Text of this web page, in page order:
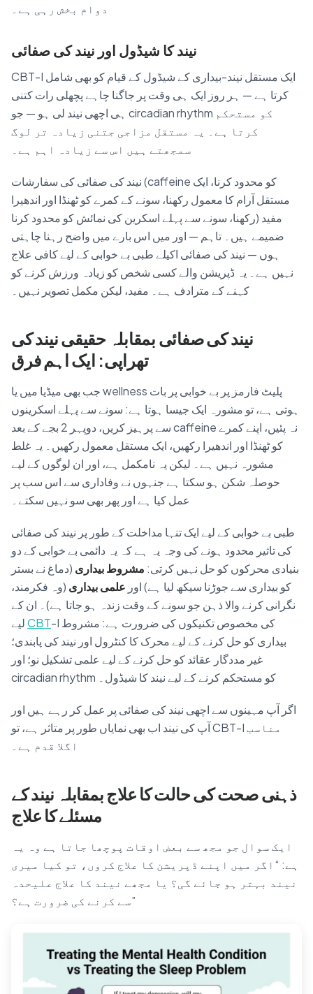
دوام بخش رہی ہے۔
نیند کا شیڈول اور نیند کی صفائی
CBT-I ایک مستقل نیند-بیداری کے شیڈول کے قیام کو بھی شامل
کرتا ہے — ہر روز ایک ہی وقت پر جاگنا چاہے پچھلی رات کتنی
ہی اچھی نیند لی ہو — جو circadian rhythm کو مستحکم
کرتا ہے۔ یہ مستقل مزاجی جتنی زیادہ تر لوگ
سمجھتے ہیں اس سے زیادہ اہم ہے۔
نیند کی صفائی کی سفارشات (caffeine کو محدود کرنا، ایک
مستقل آرام کا معمول رکھنا، سونے کے کمرے کو ٹھنڈا اور اندھیرا
رکھنا، سونے سے پہلے اسکرین کی نمائش کو محدود کرنا) مفید
ضمیمے ہیں۔ تاہم — اور میں اس بارے میں واضح رہنا چاہتی
ہوں — نیند کی صفائی اکیلے طبی بے خوابی کے لیے کافی علاج
نہیں ہے۔ یہ ڈپریشن والے کسی شخص کو زیادہ ورزش کرنے کو
کہنے کے مترادف ہے۔ مفید، لیکن مکمل تصویر نہیں۔
نیند کی صفائی بمقابلہ حقیقی نیند کی
تھراپی: ایک اہم فرق
جب بھی میڈیا میں یا wellness پلیٹ فارمز پر بے خوابی پر بات
ہوتی ہے، تو مشورہ ایک جیسا ہوتا ہے: سونے سے پہلے اسکرینوں
سے پرہیز کریں، دوپہر 2 بجے کے بعد caffeine نہ پئیں، اپنے کمرے
کو ٹھنڈا اور اندھیرا رکھیں، ایک مستقل معمول رکھیں۔ یہ غلط
مشورہ نہیں ہے۔ لیکن یہ نامکمل ہے، اور ان لوگوں کے لیے
حوصلہ شکن ہو سکتا ہے جنہوں نے وفاداری سے اس سب پر
عمل کیا ہے اور پھر بھی سو نہیں سکتے۔
طبی بے خوابی کے لیے ایک تنہا مداخلت کے طور پر نیند کی صفائی
کی تاثیر محدود ہونے کی وجہ یہ ہے کہ یہ دائمی بے خوابی کے دو
بنیادی محرکوں کو حل نہیں کرتی: مشروط بیداری (دماغ نے بستر
کو بیداری سے جوڑنا سیکھ لیا ہے) اور علمی بیداری (وہ فکرمند،
نگرانی کرنے والا ذہن جو سونے کے وقت زندہ ہو جاتا ہے)۔ ان کے
CBT-I کی مخصوص تکنیکوں کی ضرورت ہے: مشروط
بیداری کو حل کرنے کے لیے محرک کا کنٹرول اور نیند کی پابندی؛
غیر مددگار عقائد کو حل کرنے کے لیے علمی تشکیل نو؛ اور
circadian rhythm کو مستحکم کرنے کے لیے نیند کا شیڈول۔
اگر آپ مہینوں سے اچھی نیند کی صفائی پر عمل کر رہے ہیں اور
آپ کی نیند اب بھی نمایاں طور پر متاثر ہے، تو CBT-I مناسب
اگلا قدم ہے۔
ذہنی صحت کی حالت کا علاج بمقابلہ نیند کے
مسئلے کا علاج
ایک سوال جو مجھ سے بعض اوقات پوچھا جاتا ہے وہ یہ
ہے: “اگر میں اپنے ڈپریشن کا علاج کروں، تو کیا میری
نیند بہتر ہو جائے گی؟ یا مجھے نیند کا علاج علیحدہ
سے کرنے کی ضرورت ہے؟”